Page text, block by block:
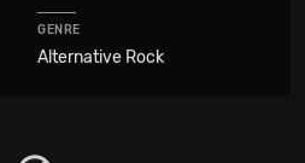
GENRE
Alternative Rock